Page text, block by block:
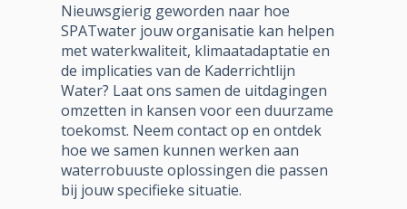
Nieuwsgierig geworden naar hoe
SPATwater jouw organisatie kan helpen
met waterkwaliteit, klimaatadaptatie en
de implicaties van de Kaderrichtlijn
Water? Laat ons samen de uitdagingen
omzetten in kansen voor een duurzame
toekomst. Neem contact op en ontdek
hoe we samen kunnen werken aan
waterrobuuste oplossingen die passen
bij jouw specifieke situatie.